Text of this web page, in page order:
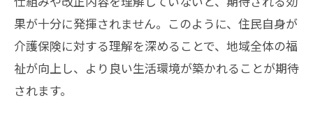
果が十分に発揮されません。このように、住民自身が
介護保険に対する理解を深めることで、地域全体の福
祉が向上し、より良い生活環境が築かれることが期待
されます。